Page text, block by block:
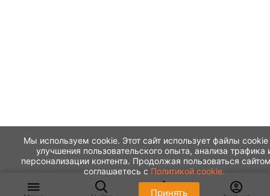
Мы используем cookie. Этот сайт использует файлы cookie
улучшения пользовательского опыта, анализа трафика
персонализации контента. Продолжая пользоваться
соглашаетесь с Политикой cookie.
Принять